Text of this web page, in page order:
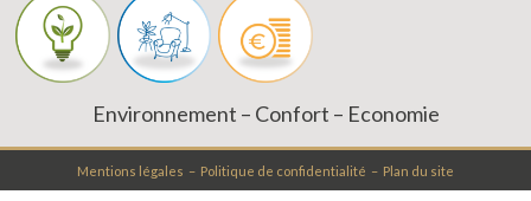
Environnement – Confort – Economie
Mentions légales – Politique de confidentialité – Plan du site